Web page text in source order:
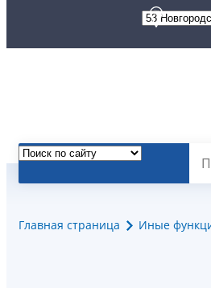
Главная страница Иные